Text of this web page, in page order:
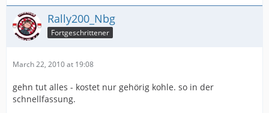
Rally200_Nbg
Fortgeschrittener
March 22, 2010 at 19:08
gehn tut alles - kostet nur gehörig kohle. so in der
schnellfassung.